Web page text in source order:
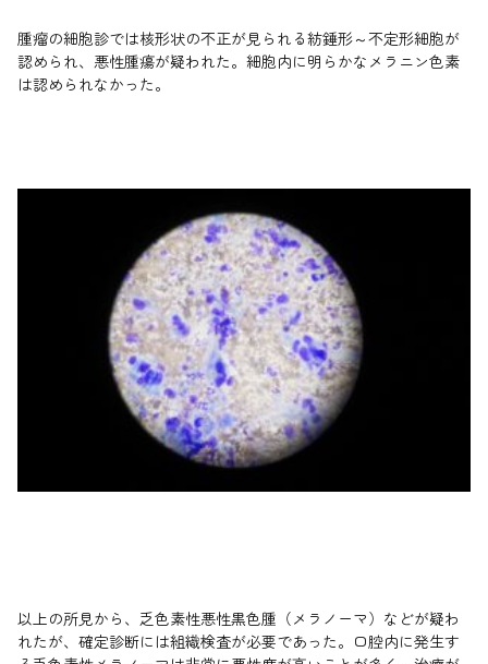
腫瘤の細胞診では核形状の不正が見られる紡錘形～不定形細胞が
認められ、悪性腫瘍が疑われた。細胞内に明らかなメラニン色素
は認められなかった。
以上の所見から、乏色素性悪性黒色腫（メラノーマ）などが疑わ
れたが、確定診断には組織検査が必要であった。口腔内に発生す